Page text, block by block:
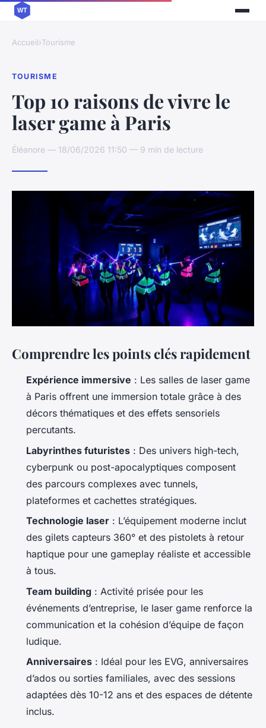
Accueil›Tourisme
TOURISME
Top 10 raisons de vivre le
laser game à Paris
Éléanore — 18/06/2026 11:50 — 9 min de lecture
Comprendre les points clés rapidement
Expérience immersive : Les salles de laser game
à Paris offrent une immersion totale grâce à des
décors thématiques et des effets sensoriels
percutants.
Labyrinthes futuristes : Des univers high-tech,
cyberpunk ou post-apocalyptiques composent
des parcours complexes avec tunnels,
plateformes et cachettes stratégiques.
Technologie laser : L’équipement moderne inclut
des gilets capteurs 360° et des pistolets à retour
haptique pour une gameplay réaliste et accessible
à tous.
Team building : Activité prisée pour les
événements d’entreprise, le laser game renforce la
communication et la cohésion d’équipe de façon
ludique.
Anniversaires : Idéal pour les EVG, anniversaires
d’ados ou sorties familiales, avec des sessions
adaptées dès 10-12 ans et des espaces de détente
inclus.